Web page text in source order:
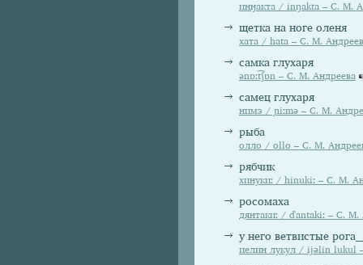
инӈакта / inŋakta – С. М.
щетка на ноге оленя
хата / hata – С. М.
самка глухаря
ənɒːt͡ʃɒn – С. М. Андреева
самец глухаря
нимэ / ɲiːmə – С. М.
рыба
олло / ollo – С. М.
рябчик
хинукиː / hinukiː – С. М.
росомаха
дянтакиː / ďantakiː – С. М.
у него ветвистые
иелин лукул / ijəlin lukul